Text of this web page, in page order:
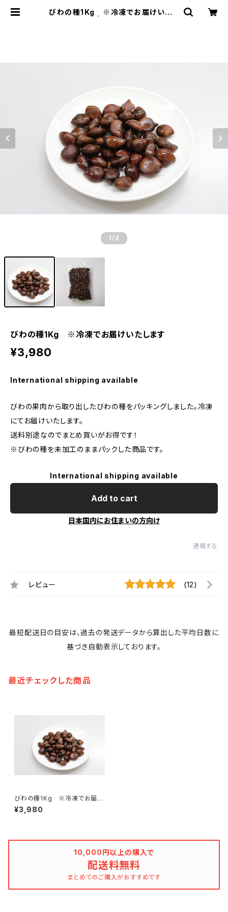
びわの種1Kg ※冷凍でお届けいたし
1 /2
びわの種1Kg ※冷凍でお届けいたします
¥3,980
International shipping available
びわの果肉から取り出したびわの種をパッキングしました。冷凍
にてお届けいたします。
送料別途なのでまとめ買いがお得です！
※びわの種を未加工のままパックした商品です。
International shipping available
Add to cart
日本国内にお住まいの方向け
通報する
レビュー (12)
最短配送日の目安は、過去の発送データから算出した平均日数に
基づき自動表示しております。
最近チェックした商品
びわの種1Kg ※冷凍でお届け
いたします
¥3,980
10,000円以上の購入で
配送料無料
まとめてのご購入がおすすめです